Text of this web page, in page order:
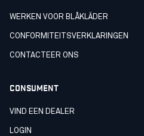
WERKEN VOOR BLÅKLÄDER
CONFORMITEITSVERKLARINGEN
CONTACTEER ONS
CONSUMENT
VIND EEN DEALER
LOGIN